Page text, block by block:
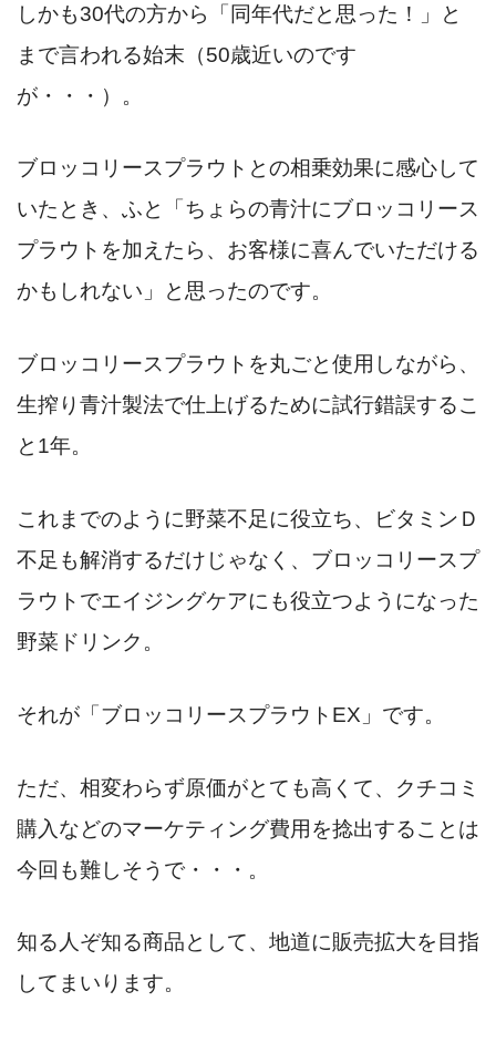
しかも30代の方から「同年代だと思った！」と
まで言われる始末（50歳近いのです
が・・・）。
ブロッコリースプラウトとの相乗効果に感心して
いたとき、ふと「ちょらの青汁にブロッコリース
プラウトを加えたら、お客様に喜んでいただける
かもしれない」と思ったのです。
ブロッコリースプラウトを丸ごと使用しながら、
生搾り青汁製法で仕上げるために試行錯誤するこ
と1年。
これまでのように野菜不足に役立ち、ビタミンＤ
不足も解消するだけじゃなく、ブロッコリースプ
ラウトでエイジングケアにも役立つようになった
野菜ドリンク。
それが「ブロッコリースプラウトEX」です。
ただ、相変わらず原価がとても高くて、クチコミ
購入などのマーケティング費用を捻出することは
今回も難しそうで・・・。
知る人ぞ知る商品として、地道に販売拡大を目指
してまいります。